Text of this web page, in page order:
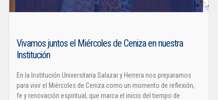
Vivamos juntos el Miércoles de Ceniza en nuestra
Institución
En la Institución Universitaria Salazar y Herrera nos preparamos
para vivir el Miércoles de Ceniza como un momento de reflexión,
fe y renovación espiritual, que marca el inicio del tiempo de